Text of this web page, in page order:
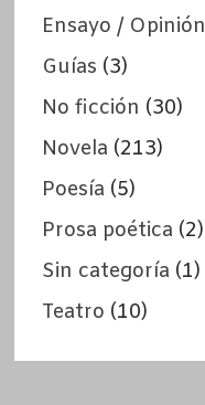
Ensayo / Opinión
Guías (3)
No ficción (30)
Novela (213)
Poesía (5)
Prosa poética (2)
Sin categoría (1)
Teatro (10)